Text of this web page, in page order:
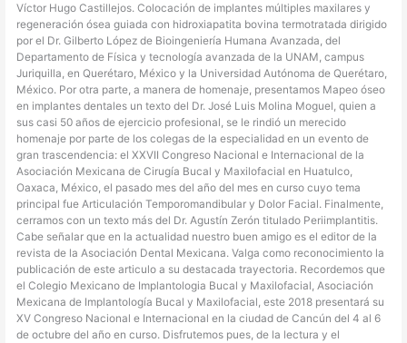
Víctor Hugo Castillejos. Colocación de implantes múltiples maxilares y
regeneración ósea guiada con hidroxiapatita bovina termotratada dirigido
por el Dr. Gilberto López de Bioingeniería Humana Avanzada, del
Departamento de Física y tecnología avanzada de la UNAM, campus
Juriquilla, en Querétaro, México y la Universidad Autónoma de Querétaro,
México. Por otra parte, a manera de homenaje, presentamos Mapeo óseo
en implantes dentales un texto del Dr. José Luis Molina Moguel, quien a
sus casi 50 años de ejercicio profesional, se le rindió un merecido
homenaje por parte de los colegas de la especialidad en un evento de
gran trascendencia: el XXVII Congreso Nacional e Internacional de la
Asociación Mexicana de Cirugía Bucal y Maxilofacial en Huatulco,
Oaxaca, México, el pasado mes del año del mes en curso cuyo tema
principal fue Articulación Temporomandibular y Dolor Facial. Finalmente,
cerramos con un texto más del Dr. Agustín Zerón titulado Periimplantitis.
Cabe señalar que en la actualidad nuestro buen amigo es el editor de la
revista de la Asociación Dental Mexicana. Valga como reconocimiento la
publicación de este articulo a su destacada trayectoria. Recordemos que
el Colegio Mexicano de Implantologia Bucal y Maxilofacial, Asociación
Mexicana de Implantología Bucal y Maxilofacial, este 2018 presentará su
XV Congreso Nacional e Internacional en la ciudad de Cancún del 4 al 6
de octubre del año en curso. Disfrutemos pues, de la lectura y el